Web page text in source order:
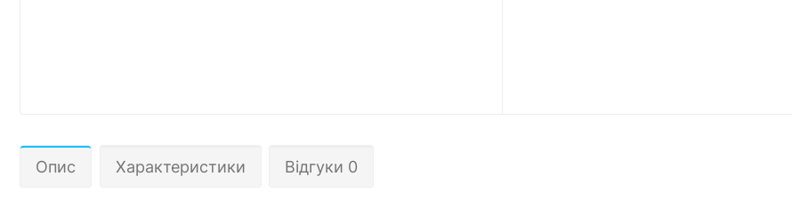
Опис Характеристики Відгуки 0